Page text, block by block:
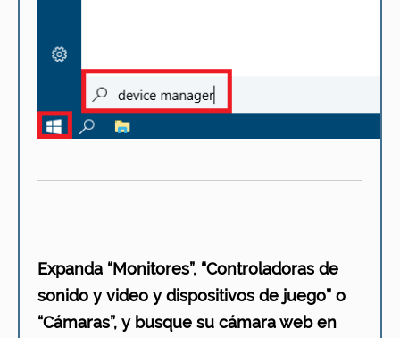
Expanda “Monitores”, “Controladoras de
sonido y video y dispositivos de juego” o
“Cámaras”, y busque su cámara web en